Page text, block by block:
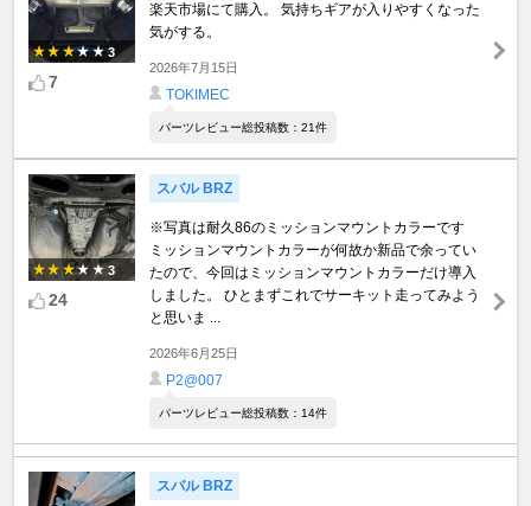
3
7
楽天市場にて購入。 気持ちギアが入りやすくなった
気がする。
2026年7月15日
TOKIMEC
パーツレビュー総投稿数：21件
3
24
スバル BRZ
※写真は耐久86のミッションマウントカラーです
ミッションマウントカラーが何故か新品で余ってい
たので、今回はミッションマウントカラーだけ導入
しました。 ひとまずこれでサーキット走ってみよう
と思いま ...
2026年6月25日
P2@007
パーツレビュー総投稿数：14件
スバル BRZ